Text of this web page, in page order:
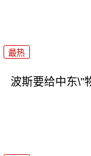
最热
波斯要给中东\"